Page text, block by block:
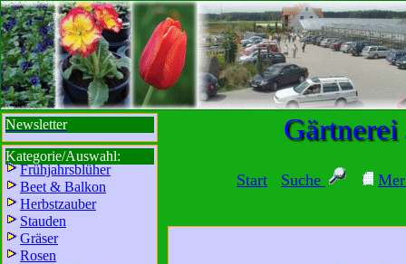
sbisbbib
Start Suche
Gärtnerei
Newsletter
Kategorie/Auswahl:
Frühjahrsblüher
Beet & Balkon
Herbstzauber
Stauden
Gräser
Rosen